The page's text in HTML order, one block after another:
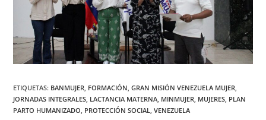
ETIQUETAS: BANMUJER, FORMACIÓN, GRAN MISIÓN VENEZUELA MUJER,
JORNADAS INTEGRALES, LACTANCIA MATERNA, MINMUJER, MUJERES, PLAN
PARTO HUMANIZADO, PROTECCIÓN SOCIAL, VENEZUELA